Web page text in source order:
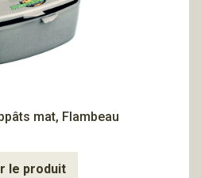
mat, Flambeau
le produit